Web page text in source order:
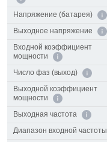
Напряжение (батарея)
Выходное напряжение
Входной коэффициент
мощности
Число фаз (выход)
Выходной коэффициент
мощности
Выходная частота
Диапазон входной частоты